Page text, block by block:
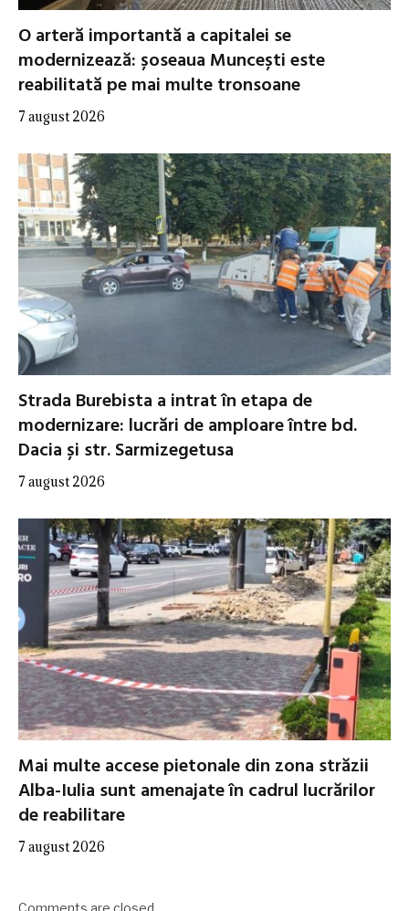
O arteră importantă a capitalei se
modernizează: șoseaua Muncești este
reabilitată pe mai multe tronsoane
7 august 2026
Strada Burebista a intrat în etapa de
modernizare: lucrări de amploare între bd.
Dacia și str. Sarmizegetusa
7 august 2026
Mai multe accese pietonale din zona străzii
Alba-Iulia sunt amenajate în cadrul lucrărilor
de reabilitare
7 august 2026
Comments are closed.